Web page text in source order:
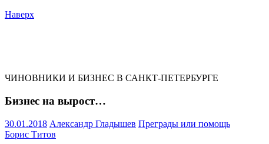
Наверх
ЧИНОВНИКИ И БИЗНЕС В САНКТ-ПЕТЕРБУРГЕ
Бизнес на вырост…
30.01.2018 Александр Гладышев Преграды или помощь
Борис Титов